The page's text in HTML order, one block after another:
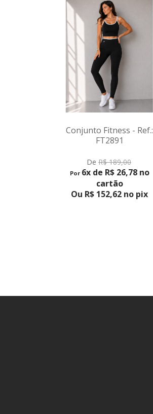
Conjunto Fitness - Ref.:
FT2891
De R$ 189,00
Por 6x de R$ 26,78 no
cartão
Ou R$ 152,62 no pix